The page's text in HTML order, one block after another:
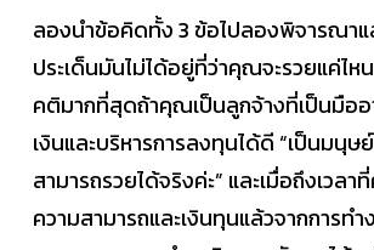
ลองนำข้อคิดทั้ง 3 ข้อไปลองพิจารณาแ
ประเด็นมันไม่ได้อยู่ที่ว่าคุณจะรวยแค่ไ
คติมากที่สุดถ้าคุณเป็นลูกจ้างที่เป็นมืออ
เงินและบริหารการลงทุนได้ดี “เป็นมนุษ
สามารถรวยได้จริงค่ะ” และเมื่อถึงเวล
ความสามารถและเงินทุนแล้วจากการท